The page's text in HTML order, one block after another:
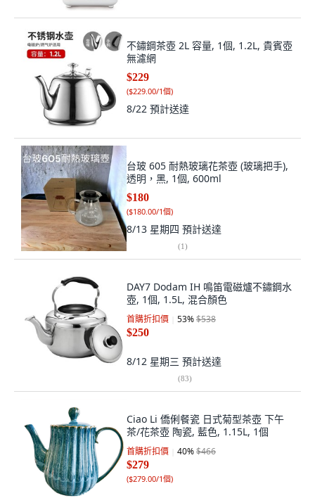
不鏽鋼茶壺 2L 容量, 1個, 1.2L, 貴賓壺
無濾網
$229
($229.00/1個)
8/22 預計送達
台玻 605 耐熱玻璃花茶壺 (玻璃把手),
透明，黑, 1個, 600ml
$180
($180.00/1個)
8/13 星期四 預計送達
(1)
DAY7 Dodam IH 鳴笛電磁爐不鏽鋼水
壺, 1個, 1.5L, 混合顏色
首購折扣價 53%$538
$250
8/12 星期三 預計送達
(83)
Ciao Li 僑俐餐瓷 日式菊型茶壺 下午
茶/花茶壺 陶瓷, 藍色, 1.15L, 1個
首購折扣價 40%$466
$279
($279.00/1個)